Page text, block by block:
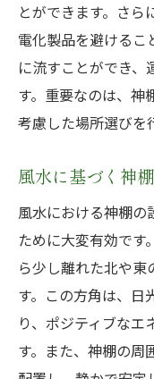
とができます。さら
電化製品を避けるこ
に流すことができ、
す。重要なのは、神
考慮した場所選びを
風水に基づく神
風水における神棚の
ために大変有効です
ら少し離れた北や東
す。この方角は、日
り、ポジティブなエ
す。また、神棚の周